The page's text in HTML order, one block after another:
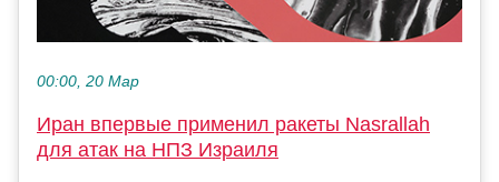
00:00, 20 Мар
Иран впервые применил ракеты Nasrallah
для атак на НПЗ Израиля